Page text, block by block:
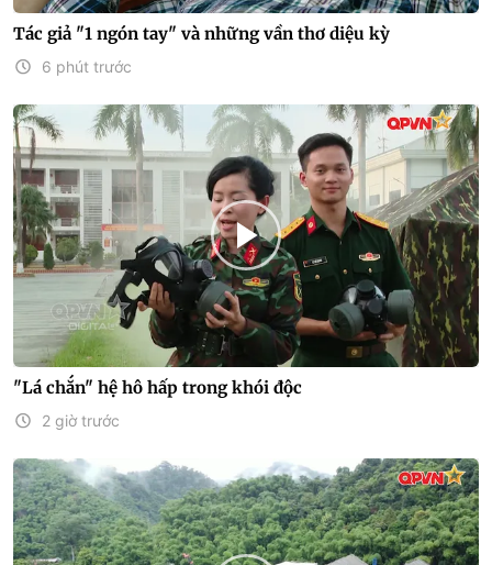
Tác giả "1 ngón tay" và những vần thơ diệu kỳ
6 phút trước
"Lá chắn" hệ hô hấp trong khói độc
2 giờ trước